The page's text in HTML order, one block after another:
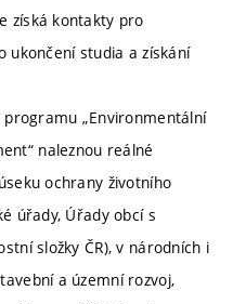
získá kontakty pro
ukončení studia a získání
„Environmentální
naleznou reálné
ochrany životního
úřady, Úřady obcí s
složky ČR), v národních i
a územní rozvoj,